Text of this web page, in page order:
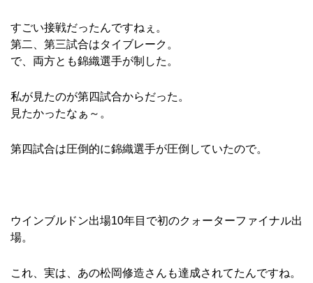
すごい接戦だったんですねぇ。
第二、第三試合はタイブレーク。
で、両方とも錦織選手が制した。
私が見たのが第四試合からだった。
見たかったなぁ～。
第四試合は圧倒的に錦織選手が圧倒していたので。
ウインブルドン出場10年目で初のクォーターファイナル出
場。
これ、実は、あの松岡修造さんも達成されてたんですね。